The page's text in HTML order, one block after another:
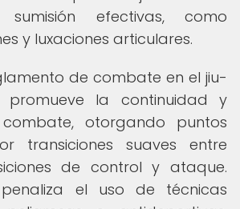
efectivas, como
y luxaciones articulares.
de combate en el jiu-
promueve la continuidad y
otorgando puntos
transiciones suaves entre
de control y ataque.
penaliza el uso de técnicas